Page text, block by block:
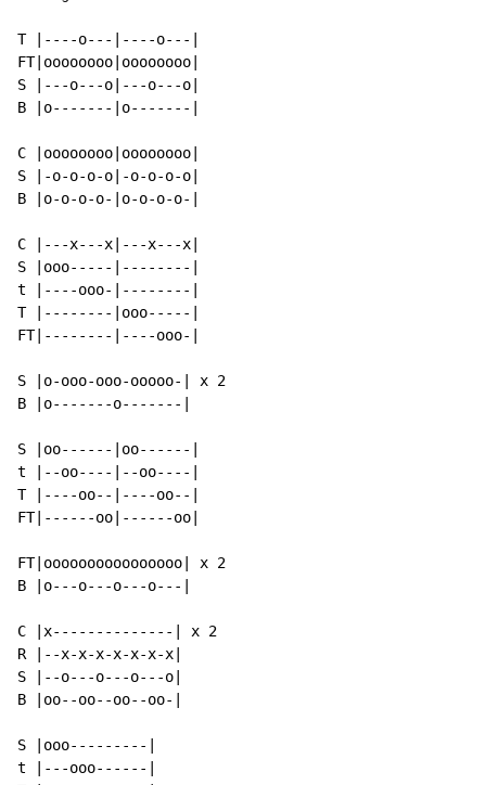
T |----o---|----o---|
FT|oooooooo|oooooooo|
S |---o---o|---o---o|
B |o-------|o-------|
C |oooooooo|oooooooo|
S |-o-o-o-o|-o-o-o-o|
B |o-o-o-o-|o-o-o-o-|
C |---x---x|---x---x|
S |ooo-----|--------|
t |----ooo-|--------|
T |--------|ooo-----|
FT|--------|----ooo-|
S |o-ooo-ooo-ooooo-| x 2
B |o-------o-------|
S |oo------|oo------|
t |--oo----|--oo----|
T |----oo--|----oo--|
FT|------oo|------oo|
FT|oooooooooooooooo| x 2
B |o---o---o---o---|
C |x--------------| x 2
R |--x-x-x-x-x-x-x|
S |--o---o---o---o|
B |oo--oo--oo--oo-|
S |ooo---------|
t |---ooo------|